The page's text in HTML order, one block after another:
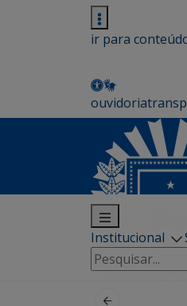
ir para
ouvidoria
Institucional
Pesquisar
por: